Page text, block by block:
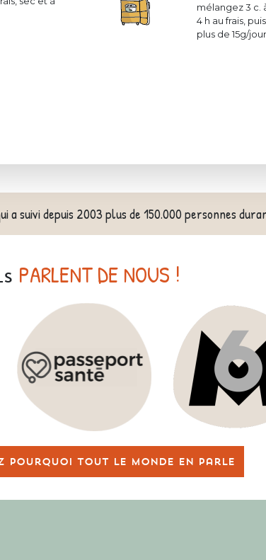
mélangez 3 c.
4 h au frais,
plus de 15g/
a suivi depuis 2003 plus de 150.000 personnes
PARLENT DE NOUS !
pourquoi tout le monde en parle